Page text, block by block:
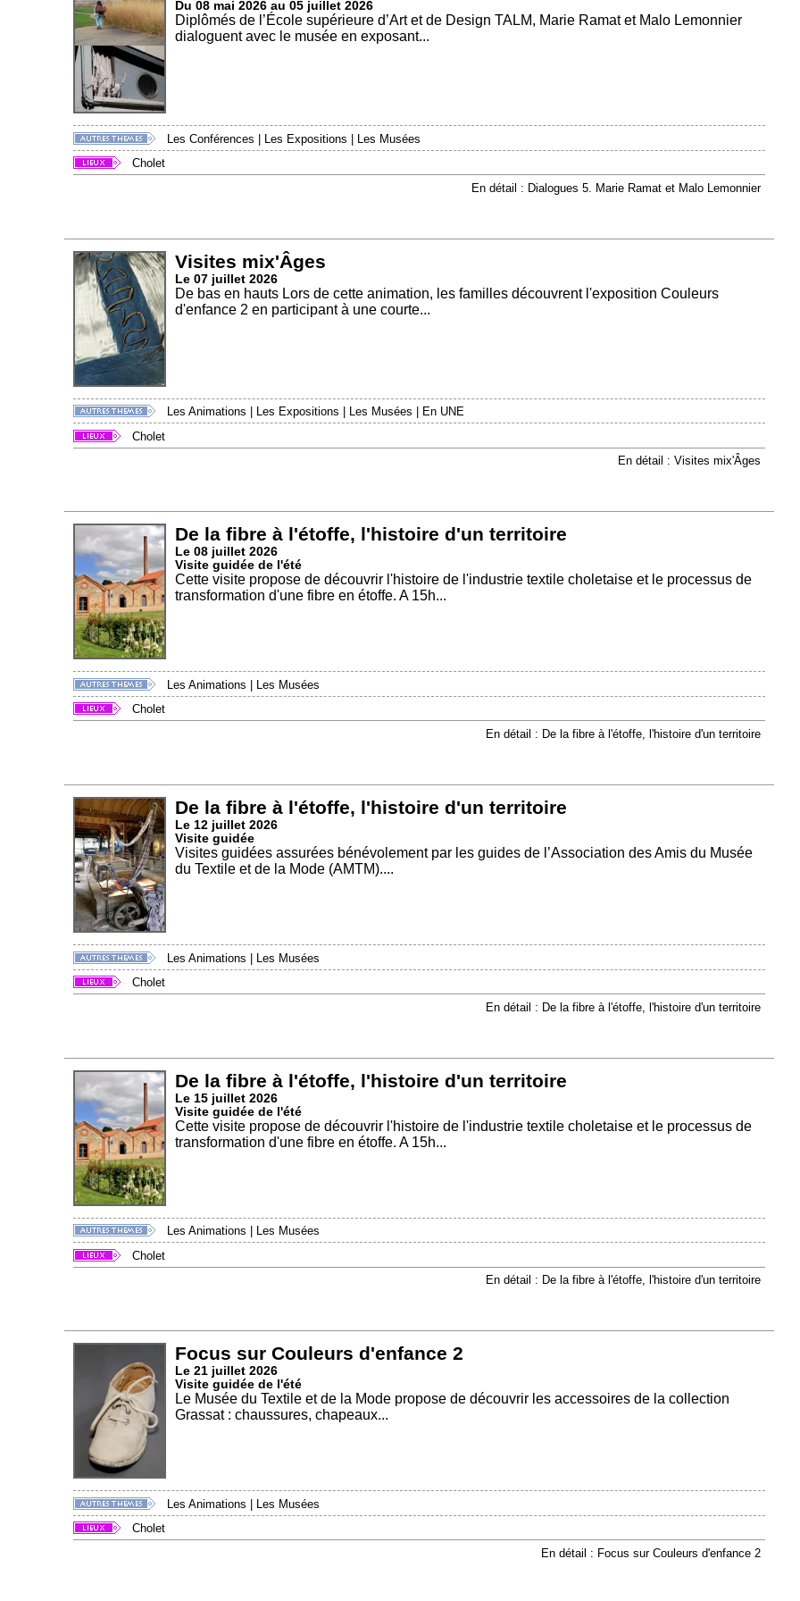
Du 08 mai 2026 au 05 juillet 2026
Diplômés de l’École supérieure d’Art et de Design TALM, Marie Ramat et Malo Lemonnier
dialoguent avec le musée en exposant...
Les Conférences | Les Expositions | Les Musées
Cholet
En détail : Dialogues 5. Marie Ramat et Malo Lemonnier
Visites mix'Âges
Le 07 juillet 2026
De bas en hauts Lors de cette animation, les familles découvrent l'exposition Couleurs
d'enfance 2 en participant à une courte...
Les Animations Les Expositions Les Musées
En UNE
Cholet
En détail : Visites mix'Âges
De la fibre à l'étoffe, l'histoire d'un territoire
Le 08 juillet 2026
Visite guidée de l'été
Cette visite propose de découvrir l'histoire de l'industrie textile choletaise et le processus de
transformation d'une fibre en étoffe. A 15h...
Les Animations
Les Musées
Cholet
En détail : De la fibre à l'étoffe, l'histoire d'un territoire
De la fibre à l'étoffe, l'histoire d'un territoire
Le 12 juillet 2026
Visite guidée
Visites guidées assurées bénévolement par les guides de l’Association des Amis du Musée
du Textile et de la Mode (AMTM)....
Les Animations | Les Musées
Cholet
En détail : De la fibre à l'étoffe, l'histoire d'un territoire
De la fibre à l'étoffe, l'histoire d'un territoire
Le 15 juillet 2026
Visite guidée de l'été
Cette visite propose de découvrir l'histoire de l'industrie textile choletaise et le processus de
transformation d'une fibre en étoffe. A 15h...
Les Animations
Les Musées
Cholet
En détail : De la fibre à l'étoffe, l'histoire d'un territoire
Focus sur Couleurs d'enfance 2
Le 21 juillet 2026
Visite guidée de l'été
Le Musée du Textile et de la Mode propose de découvrir les accessoires de la collection
Grassat : chaussures, chapeaux...
Les Animations
Les Musées
Cholet
En détail : Focus sur Couleurs d'enfance 2